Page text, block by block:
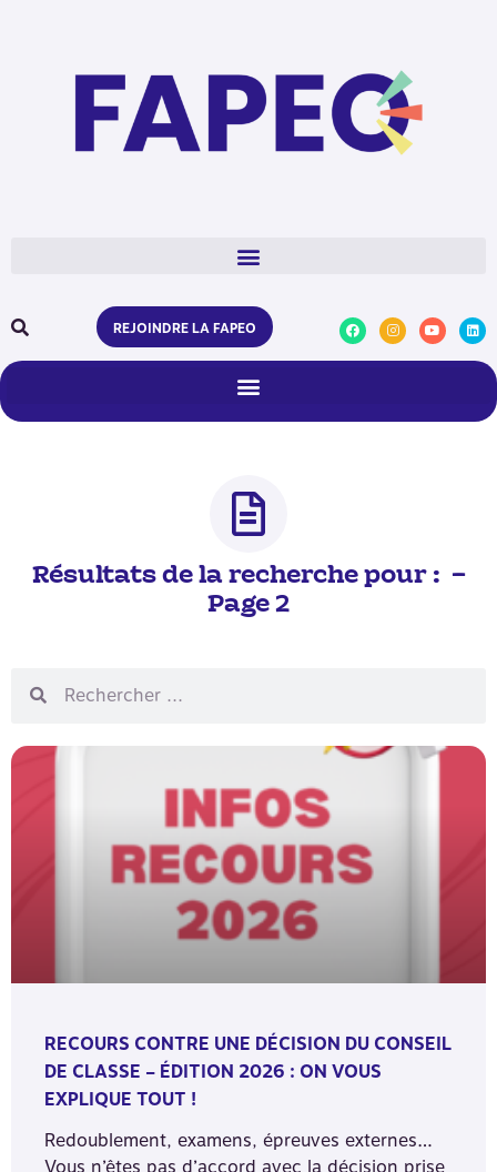
REJOINDRE LA FAPEO
Résultats de la recherche pour : –
Page 2
RECOURS CONTRE UNE DÉCISION DU CONSEIL
DE CLASSE – ÉDITION 2026 : ON VOUS
EXPLIQUE TOUT !
Redoublement, examens, épreuves externes…
Vous n’êtes pas d’accord avec la décision prise